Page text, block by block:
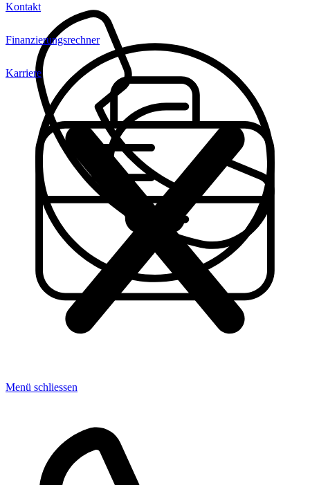
Kontakt
Finanzierungsrechner
Karriere
Menü schliessen